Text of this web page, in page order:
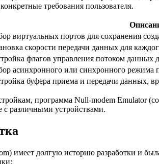
требования пользователя.
виртуальных портов для сохранения
скорости передачи данных для
флагов управления потоком данных
асинхронного или синхронного режима
буфера приема и передачи данных,
программа Null-modem Emulator
с различными устройствами.
имеет долгую историю разработки и